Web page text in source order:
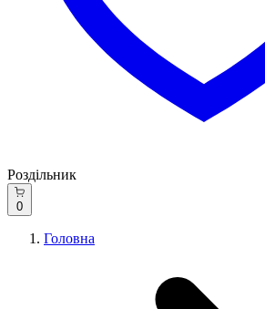
Роздільник
0
Головна